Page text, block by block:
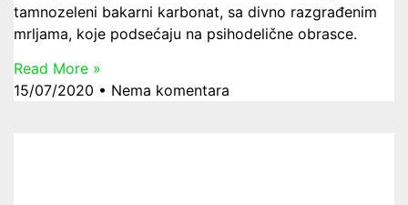
tamnozeleni bakarni karbonat, sa divno razgrađenim
mrljama, koje podsećaju na psihodelične obrasce.
Read More »
15/07/2020
Nema komentara